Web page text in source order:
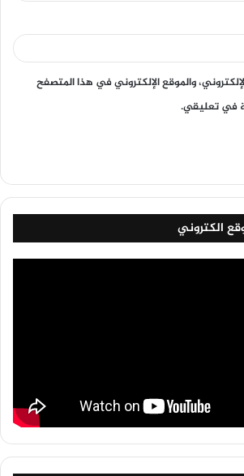
والموقع الإلكتروني في هذا المتصفح
في تعليقي.
الكتروني